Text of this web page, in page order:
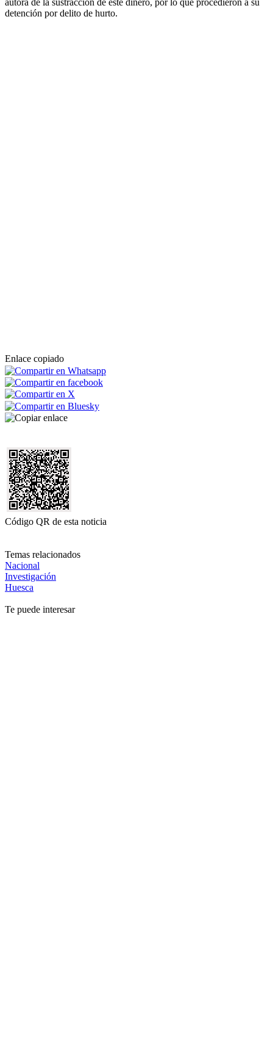
autora de la sustracción de este dinero, por lo que procedieron a su
detención por delito de hurto.
Enlace copiado
Código QR de esta noticia
Temas relacionados
Nacional
Investigación
Huesca
Te puede interesar